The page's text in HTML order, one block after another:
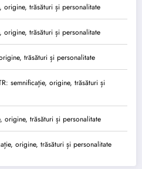
origine, trăsături și personalitate
origine, trăsături și personalitate
trăsături și personalitate
semnificație, origine, trăsături și
origine, trăsături și personalitate
origine, trăsături și personalitate